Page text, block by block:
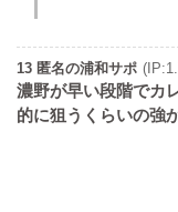
13 匿名の浦和サポ
濃野が早い段階でカ
的に狙うくらいの強